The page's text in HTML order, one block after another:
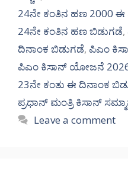
24ನೇ ಕಂತಿನ ಹಣ 2000
24ನೇ ಕಂತಿನ ಹಣ ಬಿಡುಗಡೆ,
ದಿನಾಂಕ ಬಿಡುಗಡೆ, ಪಿಎಂ
ಪಿಎಂ ಕಿಸಾನ್ ಯೋಜನೆ
23ನೇ ಕಂತು ಈ ದಿನಾಂಕ
ಪ್ರಧಾನ್ ಮಂತ್ರಿ ಕಿಸಾನ್
Leave a comment